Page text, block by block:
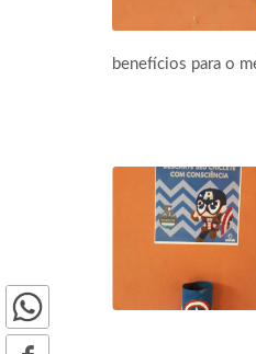
benefícios para o